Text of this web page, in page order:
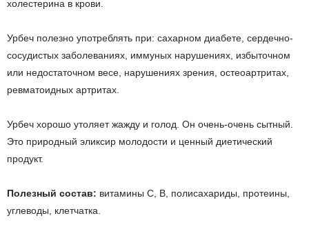
холестерина в крови.
Урбеч полезно употреблять при: сахарном диабете, сердечно-
сосудистых заболеваниях, иммуных нарушениях, избыточном
или недостаточном весе, нарушениях зрения, остеоартритах,
ревматоидных артритах.
Урбеч хорошо утоляет жажду и голод. Он очень-очень сытный.
Это природный эликсир молодости и ценный диетический
продукт.
Полезный состав: витамины С, В, полисахариды, протеины,
углеводы, клетчатка.